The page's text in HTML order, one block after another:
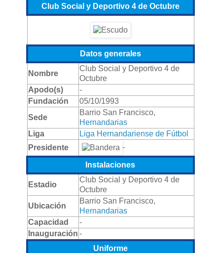
Club Social y Deportivo 4 de Octubre
Datos generales
Nombre
Club Social y Deportivo 4 de
Octubre
Apodo(s)
-
Fundación
05/10/1993
Sede
Barrio San Francisco,
Hernandarias
Liga
Liga Hernandariense de Fútbol
Presidente
-
Instalaciones
Estadio
Club Social y Deportivo 4 de
Octubre
Ubicación
Barrio San Francisco,
Hernandarias
Capacidad
-
Inauguración -
Uniforme